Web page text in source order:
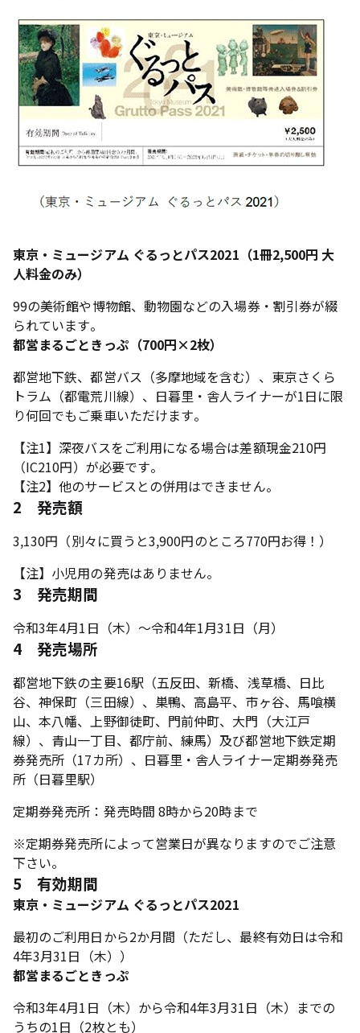
東京・ミュージアム ぐるっとパス2021（1冊2,500円 大
人料金のみ）
99の美術館や博物館、動物園などの入場券・割引券が綴
られています。
都営まるごときっぷ（700円×2枚）
都営地下鉄、都営バス（多摩地域を含む）、東京さくら
トラム（都電荒川線）、日暮里・舎人ライナーが1日に限
り何回でもご乗車いただけます。
【注1】深夜バスをご利用になる場合は差額現金210円
（IC210円）が必要です。
【注2】他のサービスとの併用はできません。
2 発売額
3,130円（別々に買うと3,900円のところ770円お得！）
【注】小児用の発売はありません。
3 発売期間
令和3年4月1日（木）～令和4年1月31日（月）
4 発売場所
都営地下鉄の主要16駅（五反田、新橋、浅草橋、日比
谷、神保町（三田線）、巣鴨、高島平、市ヶ谷、馬喰横
山、本八幡、上野御徒町、門前仲町、大門（大江戸
線）、青山一丁目、都庁前、練馬）及び都営地下鉄定期
券発売所（17カ所）、日暮里・舎人ライナー定期券発売
所（日暮里駅）
定期券発売所：発売時間 8時から20時まで
※定期券発売所によって営業日が異なりますのでご注意
下さい。
5 有効期間
東京・ミュージアム ぐるっとパス2021
最初のご利用日から2か月間（ただし、最終有効日は令和
4年3月31日（木））
都営まるごときっぷ
令和3年4月1日（木）から令和4年3月31日（木）までの
うちの1日（2枚とも）